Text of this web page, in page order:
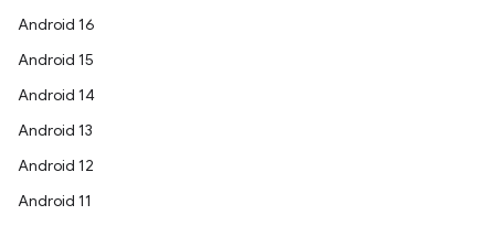
Android 16
Android 15
Android 14
Android 13
Android 12
Android 11